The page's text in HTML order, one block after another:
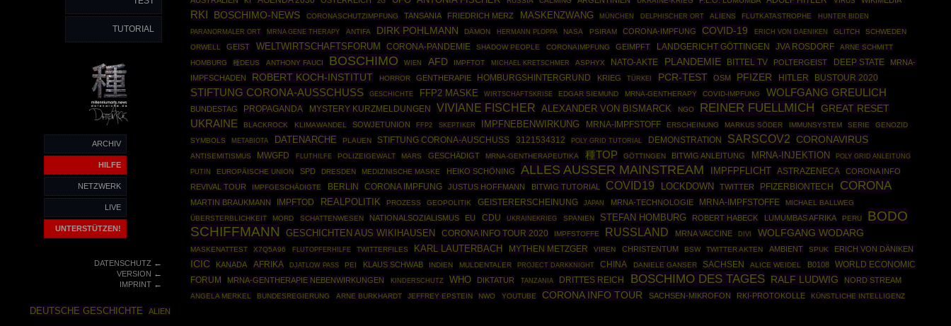
TUTORIAL
ARCHIV
HILFE
NETZWERK
LIVE
UNTERSTÜTZEN!
DATENSCHUTZ←
VERSION ←
IMPRINT←
RKI BOSCHIMO-NEWS CORONASCHUTZIMPFUNG TANSANIA FRIEDRICH MERZ MASKENZWANG MÜNCHEN DELPHISCHER ORT ALIENS FLUTKATASTROPHE HUNTER BIDEN
PARANORMALER ORT MRNA GENE THERAPY ANTIFA DIRK POHLMANN DÄMON HERMANN PLOPPA NASA PSIRAM CORONA-IMPFUNG COVID-19 ERICH VON DAENIKEN GLITCH
SCHWEDEN
ORWELL
GEIST WELTWIRTSCHAFTSFORUM CORONA-PANDEMIE SHADOW PEOPLE CORONAIMPFUNG GEIMPFT LANDGERICHT GÖTTINGEN JVA ROSDORF
ARNE SCHMITT
HOMBURG
種DEUS ANTHONY FAUCI BOSCHIMO WIEN AFD IMPFTOT MICHAEL KRETSCHMER ASPHYX NATO-AKTE PLANDEMIE BITTEL TV POLTERGEIST DEEP STATE
MRNA-
IMPFSCHADEN
ROBERT KOCH-INSTITUT HORROR GENTHERAPIE HOMBURGSHINTERGRUND KRIEG TÜRKEI PCR-TEST OSM PFIZER HITLER BUSTOUR 2020
STIFTUNG CORONA-AUSSCHUSS GESCHICHTE FFP2 MASKE WIRTSCHAFTSKRISE EDGAR SIEMUND MRNA-GENTHERAPY COVID-IMPFUNG WOLFGANG GREULICH
BUNDESTAG PROPAGANDA MYSTERY KURZMELDUNGEN VIVIANE FISCHER ALEXANDER VON BISMARCK NGO REINER FUELLMICH
GREAT RESET
UKRAINE
BLACKROCK KLIMAWANDEL SOWJETUNION FFP2 SKEPTIKER IMPFNEBENWIRKUNG MRNA-IMPFSTOFF ERSCHEINUNG MARKUS SÖDER IMMUNSYSTEM SERIE
GENOZID
SYMBOLS
METABIOTA DATENARCHE PLAUEN STIFTUNG CORONA-AUSCHUSS 3121534312 POLY GRID TUTORIAL DEMONSTRATION SARSCOV2 CORONAVIRUS
ANTISEMITISMUS MWGFD FLUTHILFE POLIZEIGEWALT MARS GESCHÄDIGT MRNA-GENTHERAPEUTIKA 種TOP GÖTTINGEN BITWIG ANLEITUNG MRNA-INJEKTION
POLY GRID ANLEITUNG
PUTIN
EUROPÄISCHE UNION SPD DRESDEN MEDIZINISCHE MASKE HEIKO SCHÖNING ALLES AUSSER MAINSTREAM IMPFPFLICHT ASTRAZENECA
CORONA INFO
REVIVAL TOUR
IMPFGESCHÄDIGTE BERLIN CORONA IMPFUNG JUSTUS HOFFMANN BITWIG TUTORIAL COVID19 LOCKDOWN TWITTER PFIZERBIONTECH CORONA
MARTIN BRAUKMANN IMPFTOD REALPOLITIK PROZESS GEOPOLITIK GEISTERERSCHEINUNG JAPAN MRNA-TECHNOLOGIE MRNA-IMPFSTOFFE
MICHAEL BALLWEG
ÜBERSTERBLICHKEIT
MORD SCHATTENWESEN NATIONALSOZIALISMUS EU CDU UKRAINEKRIEG SPANIEN STEFAN HOMBURG ROBERT HABECK LUMUMBAS AFRIKA PERU
BODO
SCHIFFMANN
GESCHICHTEN AUS WIKIHAUSEN CORONA INFO TOUR 2020 IMPFSTOFFE RUSSLAND MRNA VACCINE DIVI WOLFGANG WODARG
MASKENATTEST X7Q5A96 FLUTOPFERHILFE TWITTERFILES KARL LAUTERBACH MYTHEN METZGER VIREN CHRISTENTUM BSW TWITTER AKTEN AMBIENT SPUK ERICH VON DÄNIKEN
ICIC KANADA AFRIKA DJATLOW PASS PEI KLAUS SCHWAB INDIEN MULDENTALER PROJECT DARKKNIGHT CHINA DANIELE GANSER SACHSEN ALICE WEIDEL B0108
WORLD ECONOMIC
FORUM
MRNA-GENTHERAPIE NEBENWIRKUNGEN KINDERSCHUTZ WHO DIKTATUR TANZANIA DRITTES REICH BOSCHIMO DES TAGES RALF LUDWIG NORD STREAM
ANGELA MERKEL BUNDESREGIERUNG ARNE BURKHARDT JEFFREY EPSTEIN NWO YOUTUBE CORONA INFO TOUR SACHSEN-MIKROFON RKI-PROTOKOLLE KÜNSTLICHE INTELLIGENZ
DEUTSCHE GESCHICHTE ALIEN